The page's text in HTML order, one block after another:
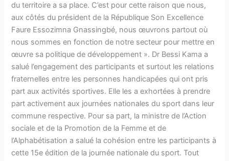
du territoire a sa place. C’est pour cette raison que nous,
aux côtés du président de la République Son Excellence
Faure Essozimna Gnassingbé, nous œuvrons partout où
nous sommes en fonction de notre secteur pour mettre en
œuvre sa politique de développement ». Dr Bessi Kama a
salué l’engagement des participants et surtout les relations
fraternelles entre les personnes handicapées qui ont pris
part aux activités sportives. Elle les a exhortées à prendre
part activement aux journées nationales du sport dans leur
commune respective. Pour sa part, la ministre de l’Action
sociale et de la Promotion de la Femme et de
l’Alphabétisation a salué la cohésion entre les participants à
cette 15e édition de la journée nationale du sport. Tout